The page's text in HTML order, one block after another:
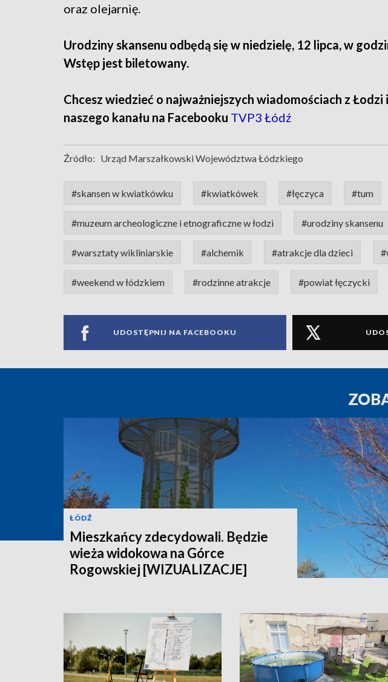
oraz olejarnię.
Urodziny skansenu odbędą się w niedzielę, 12 lipca, w
Wstęp jest biletowany.
Chcesz wiedzieć o najważniejszych wiadomościach z Łodzi
naszego kanału na Facebooku TVP3 Łódź
Źródło: Urząd Marszałkowski Województwa Łódzkiego
#skansen w kwiatkówku #kwiatkówek #łęczyca #tum
#muzeum archeologiczne i etnograficzne w łodzi #urodziny skansenu
#warsztaty wikliniarskie #alchemik #atrakcje dla dzieci
#weekend w łódzkiem #rodzinne atrakcje #powiat łęczycki
UDOSTĘPNIJ NA FACEBOOKU
ŁÓDŹ
Mieszkańcy zdecydowali. Będzie
wieża widokowa na Górce
Rogowskiej [WIZUALIZACJE]